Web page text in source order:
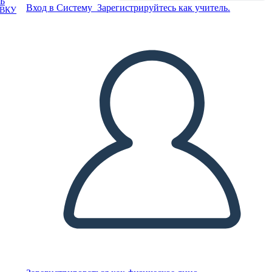
Вход в Систему Зарегистрируйтесь как учитель.